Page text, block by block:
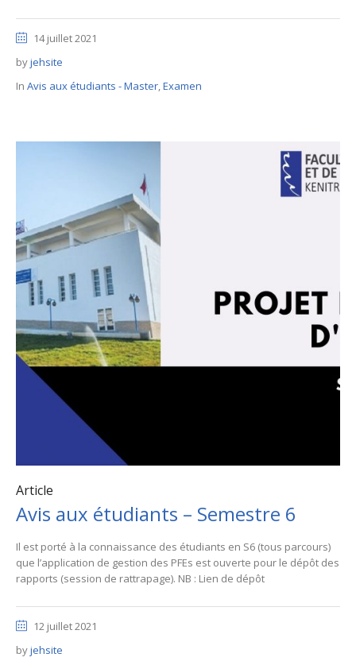
14 juillet 2021
byjehsite
In Avis aux étudiants - Master,Examen
Article
Avis aux étudiants – Semestre 6
Il est porté à la connaissance des étudiants en S6 (tous parcours)
que l’application de gestion des PFEs est ouverte pour le dépôt des
rapports (session de rattrapage). NB : Lien de dépôt
12 juillet 2021
byjehsite